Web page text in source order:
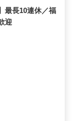
最長10連休／福
迎